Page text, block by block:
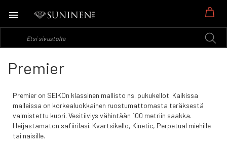
Premier
Premier on SEIKOn klassinen mallisto ns. pukukellot. Kaikissa
malleissa on korkealuokkainen ruostumattomasta teräksestä
valmistettu kuori. Vesitiiviys vähintään 100 metriin saakka.
Heijastamaton safiirilasi. Kvartsikello, Kinetic, Perpetual miehille
tai naisille.